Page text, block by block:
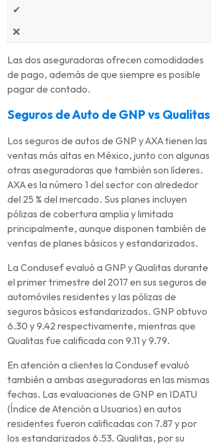
✔
❌
Las dos aseguradoras ofrecen comodidades
de pago, además de que siempre es posible
pagar de contado.
Seguros de Auto de GNP vs Qualitas
Los seguros de autos de GNP y AXA tienen las
ventas más altas en México, junto con algunas
otras aseguradoras que también son líderes.
AXA es la número 1 del sector con alrededor
del 25 % del mercado. Sus planes incluyen
pólizas de cobertura amplia y limitada
principalmente, aunque disponen también de
ventas de planes básicos y estandarizados.
La Condusef evaluó a GNP y Qualitas durante
el primer trimestre del 2017 en sus seguros de
automóviles residentes y las pólizas de
seguros básicos estandarizados. GNP obtuvo
6.30 y 9.42 respectivamente, mientras que
Qualitas fue calificada con 9.11 y 9.79.
En atención a clientes la Condusef evaluó
también a ambas aseguradoras en las mismas
fechas. Las evaluaciones de GNP en IDATU
(Índice de Atención a Usuarios) en autos
residentes fueron calificadas con 7.87 y por
los estandarizados 6.53. Qualitas, por su